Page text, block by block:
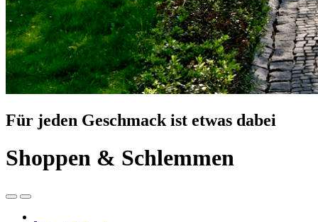
Für jeden Geschmack ist etwas dabei
Shoppen & Schlemmen